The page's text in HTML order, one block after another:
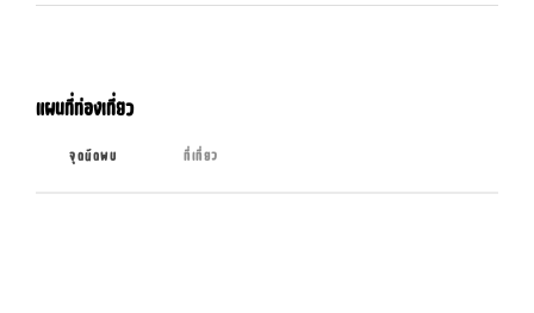
แผนที่ท่องเที่ยว
จุดนัดพบ ที่เที่ยว